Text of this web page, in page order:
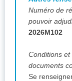
Numéro de
pouvoir
2026M102
Conditions
documents
Se